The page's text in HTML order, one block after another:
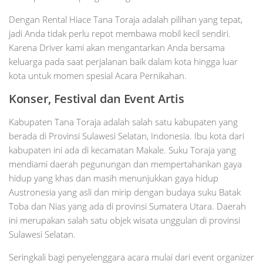
Dengan Rental Hiace Tana Toraja adalah pilihan yang tepat,
jadi Anda tidak perlu repot membawa mobil kecil sendiri.
Karena Driver kami akan mengantarkan Anda bersama
keluarga pada saat perjalanan baik dalam kota hingga luar
kota untuk momen spesial Acara Pernikahan.
Konser, Festival dan Event Artis
Kabupaten Tana Toraja adalah salah satu kabupaten yang
berada di Provinsi Sulawesi Selatan, Indonesia. Ibu kota dari
kabupaten ini ada di kecamatan Makale. Suku Toraja yang
mendiami daerah pegunungan dan mempertahankan gaya
hidup yang khas dan masih menunjukkan gaya hidup
Austronesia yang asli dan mirip dengan budaya suku Batak
Toba dan Nias yang ada di provinsi Sumatera Utara. Daerah
ini merupakan salah satu objek wisata unggulan di provinsi
Sulawesi Selatan.
Seringkali bagi penyelenggara acara mulai dari event organizer